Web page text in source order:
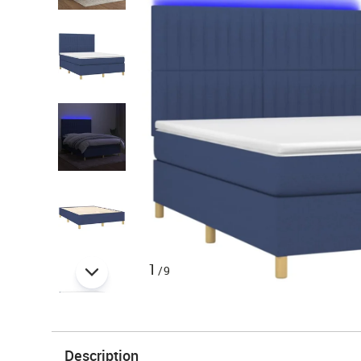
1 /9
Description